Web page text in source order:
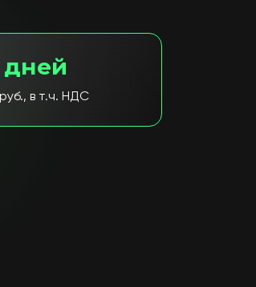
дней
в т.ч. НДС